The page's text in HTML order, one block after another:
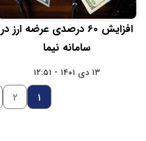
افزایش 60 درصدی عرضه ارز در
سامانه نیما
۱۳ دی ۱۴۰۱ - ۱۲:۵۱
۱ ۲